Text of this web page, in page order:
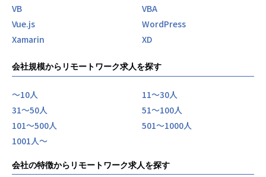
VB
VBA
Vue.js
WordPress
Xamarin
XD
会社規模からリモートワーク求人を探す
〜10人
11〜30人
31〜50人
51〜100人
101〜500人
501〜1000人
1001人〜
会社の特徴からリモートワーク求人を探す